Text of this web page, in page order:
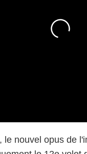
, le nouvel opus de